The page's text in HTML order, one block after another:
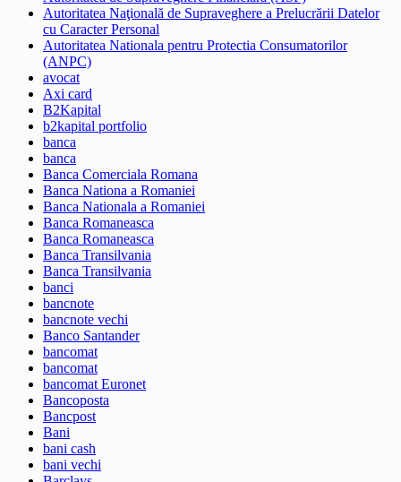
Autoritatea Naţională de Supraveghere a Prelucrării Datelor
cu Caracter Personal
Autoritatea Nationala pentru Protectia Consumatorilor
(ANPC)
avocat
Axi card
B2Kapital
b2kapital portfolio
banca
banca
Banca Comerciala Romana
Banca Nationa a Romaniei
Banca Nationala a Romaniei
Banca Romaneasca
Banca Romaneasca
Banca Transilvania
Banca Transilvania
banci
bancnote
bancnote vechi
Banco Santander
bancomat
bancomat
bancomat Euronet
Bancoposta
Bancpost
Bani
bani cash
bani vechi